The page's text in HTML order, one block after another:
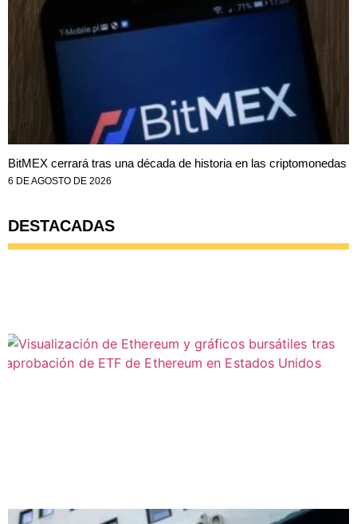
BitMEX cerrará tras una década de historia en las criptomonedas
6 DE AGOSTO DE 2026
DESTACADAS